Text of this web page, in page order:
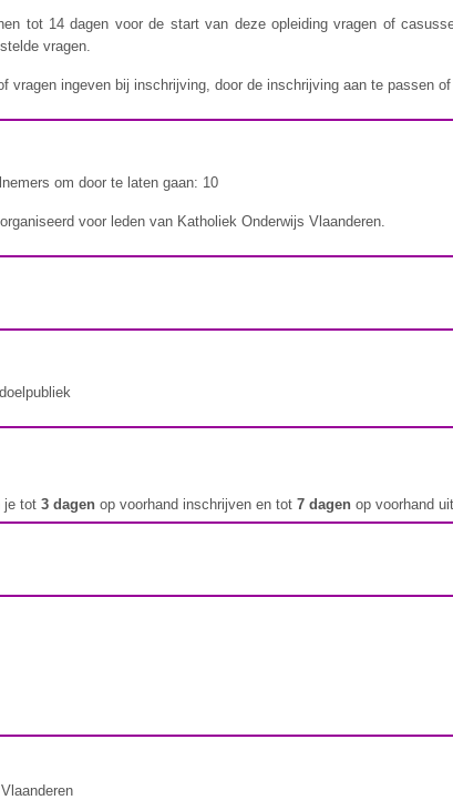
tot 14 dagen voor de start van deze opleiding vragen of
vragen.
vragen ingeven bij inschrijving, door de inschrijving aan te passen
om door te laten gaan: 10
voor leden van Katholiek Onderwijs Vlaanderen.
je tot3 dagen op voorhand inschrijven en tot7 dagenop voorhand